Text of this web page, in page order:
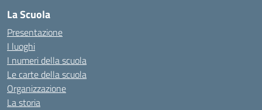
La Scuola
Presentazione
I luoghi
I numeri della scuola
Le carte della scuola
Organizzazione
La storia